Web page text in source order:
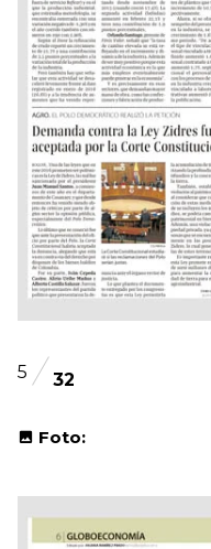
5 32
Foto: